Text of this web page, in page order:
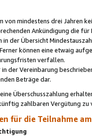
von mindestens drei Jahren
Ankündigung die
der Übersicht
können eine etwaig
verfallen.
der Vereinbarung
Beträge dar.
Überschusszahlung
zahlbaren Vergütung zu
für die Teilnahme